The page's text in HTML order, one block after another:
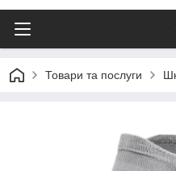
Товари та послуги